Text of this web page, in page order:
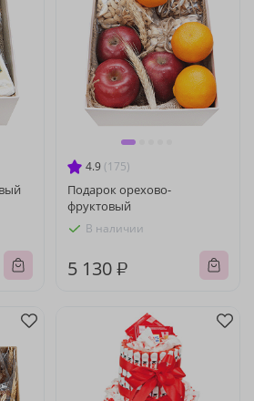
4.9 (175)
Подарок орехово-
фруктовый
В наличии
5 130 ₽